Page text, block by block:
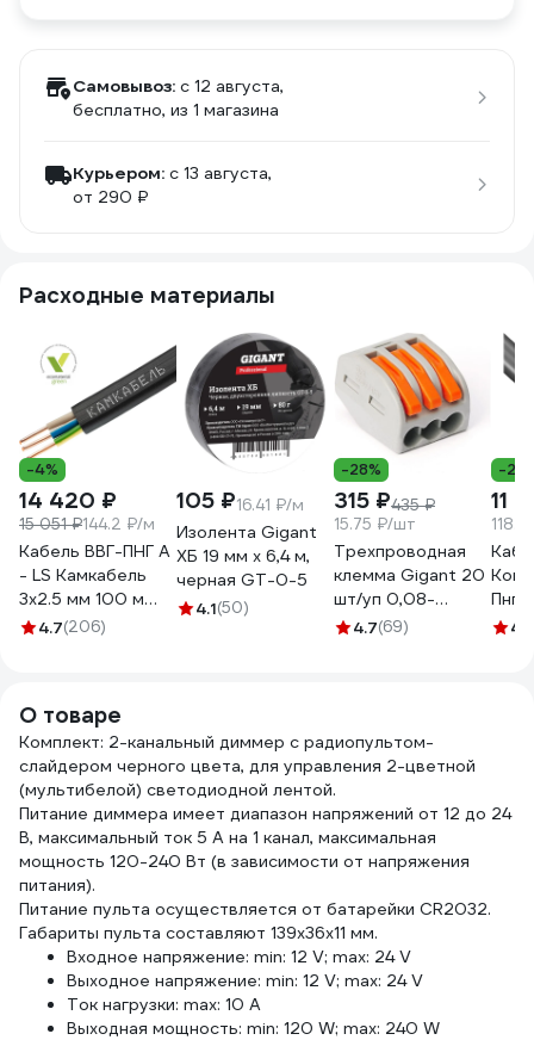
Самовывоз: c 12 августа,
бесплатно, из 1 магазина
Курьером: c 13 августа,
от 290 ₽
Расходные материалы
-4%
14 420 ₽
15 051 ₽144.2 ₽/м
Кабель ВВГ-ПНГ А
- LS Камкабель
3x2.5 мм 100 м
ГОСТ
4.7(206)
105 ₽16.41 ₽/м
Изолента Gigant
ХБ 19 мм х 6,4 м,
черная GT-0-5
4.1(50)
-28%
315 ₽435 ₽
15.75 ₽/шт
Трехпроводная
клемма Gigant 20
шт/уп 0,08-
2,5(4)мм² GCT-
4.7(69)
-
11
4.4
О товаре
Комплект: 2-канальный диммер с радиопультом-
слайдером черного цвета, для управления 2-цветной
(мультибелой) светодиодной лентой.
Питание диммера имеет диапазон напряжений от 12 до 24
В, максимальный ток 5 А на 1 канал, максимальная
мощность 120-240 Вт (в зависимости от напряжения
питания).
Питание пульта осуществляется от батарейки CR2032.
Габариты пульта составляют 139x36x11 мм.
Входное напряжение: min: 12 V; max: 24 V
Выходное напряжение: min: 12 V; max: 24 V
Ток нагрузки: max: 10 A
Выходная мощность: min: 120 W; max: 240 W